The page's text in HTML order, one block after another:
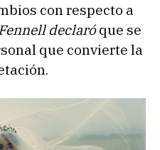
con respecto a
declaróque se
que convierte la